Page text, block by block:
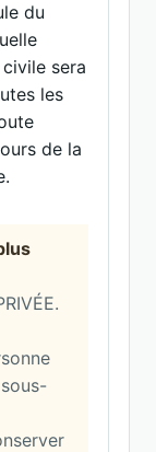
du
civile sera
les
de la